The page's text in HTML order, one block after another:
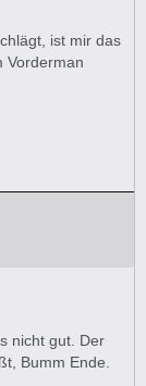
ist mir das
Vorderman
nicht gut. Der
Bumm Ende.